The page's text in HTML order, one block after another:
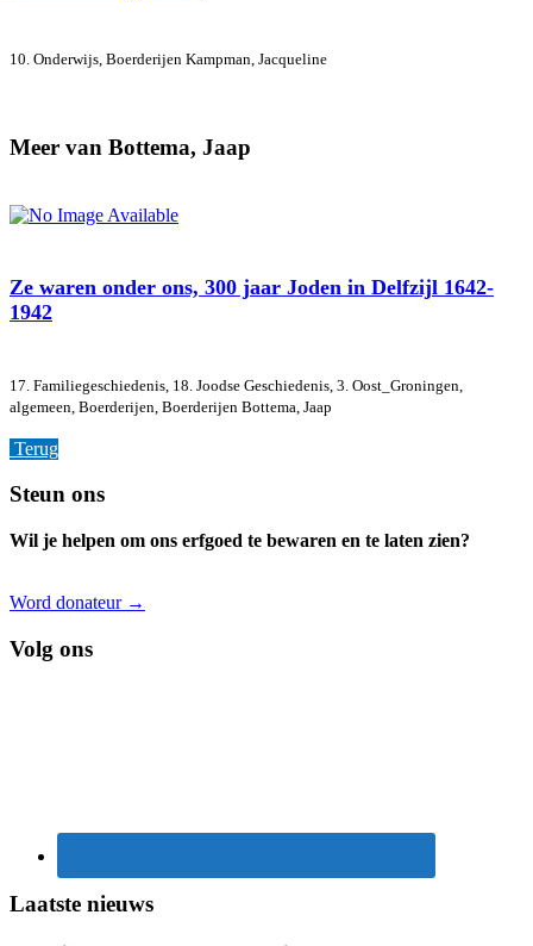
10. Onderwijs, Boerderijen Kampman, Jacqueline
Meer van Bottema, Jaap
Ze waren onder ons, 300 jaar Joden in Delfzijl 1642-
1942
17. Familiegeschiedenis, 18. Joodse Geschiedenis, 3. Oost_Groningen,
algemeen, Boerderijen, Boerderijen Bottema, Jaap
Terug
Footer
Steun ons
Wil je helpen om ons erfgoed te bewaren en te laten zien?
Word donateur →
Volg ons
Laatste nieuws